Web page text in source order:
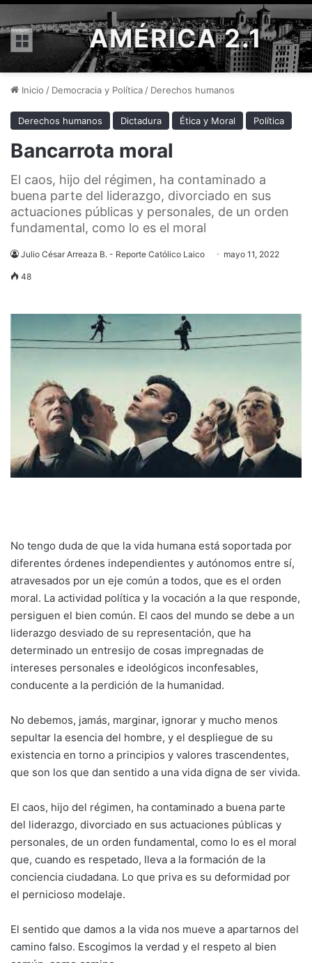
Menú AMÉRICA 2.1
Inicio / Democracia y Política / Derechos humanos
Derechos humanos Dictadura Ética y Moral Política
Bancarrota moral
El caos, hijo del régimen, ha contaminado a
buena parte del liderazgo, divorciado en sus
actuaciones públicas y personales, de un orden
fundamental, como lo es el moral
Julio César Arreaza B. - Reporte Católico Laico mayo 11, 2022
48
No tengo duda de que la vida humana está soportada por
diferentes órdenes independientes y autónomos entre sí,
atravesados por un eje común a todos, que es el orden
moral. La actividad política y la vocación a la que responde,
persiguen el bien común. El caos del mundo se debe a un
liderazgo desviado de su representación, que ha
determinado un entresijo de cosas impregnadas de
intereses personales e ideológicos inconfesables,
conducente a la perdición de la humanidad.
No debemos, jamás, marginar, ignorar y mucho menos
sepultar la esencia del hombre, y el despliegue de su
existencia en torno a principios y valores trascendentes,
que son los que dan sentido a una vida digna de ser vivida.
El caos, hijo del régimen, ha contaminado a buena parte
del liderazgo, divorciado en sus actuaciones públicas y
personales, de un orden fundamental, como lo es el moral
que, cuando es respetado, lleva a la formación de la
conciencia ciudadana. Lo que priva es su deformidad por
el pernicioso modelaje.
El sentido que damos a la vida nos mueve a apartarnos del
camino falso. Escogimos la verdad y el respeto al bien